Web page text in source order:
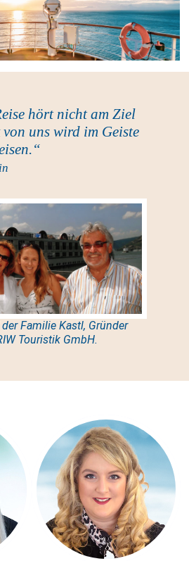
hört nicht am Ziel
uns wird im Geiste
Familie Kastl, Gründer
Touristik GmbH.